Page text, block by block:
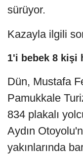
sürüyor.
Kazayla ilgili
1'i bebek 8 kişi
Dün, Mustafa
Pamukkale
834 plakalı
Aydın
yakınlarında